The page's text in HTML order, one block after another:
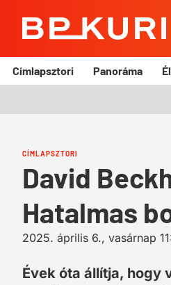
Kurír
Címlapsztori Panoráma
CÍMLAPSZTORI
David
Hatalmas
2025. április 6., vasárnap
Évek óta állítja, hogy